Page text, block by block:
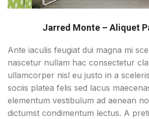
Jarred Monte – Aliquet
Ante iaculis feugiat dui magna mi
nascetur nullam hac consectetur
ullamcorper nisl eu justo in a
sociis platea felis sed lacus
elementum vestibulum ad aenean
dictumst condimentum lectus. A